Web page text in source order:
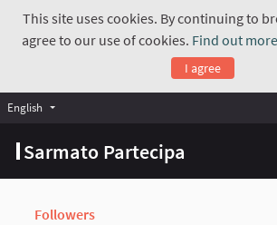
This site uses cookies. By continuing to
agree to our use of cookies. Find out
I agree
Sarmato Partecipa
English Choose language
Followers